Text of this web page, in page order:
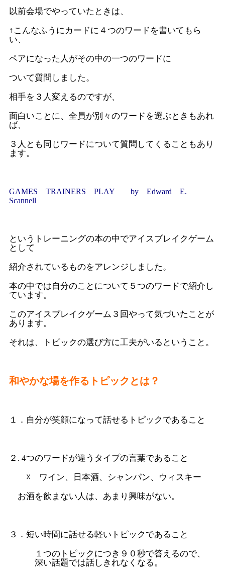
以前会場でやっていたときは、
↑こんなふうにカードに４つのワードを書いてもら
い、
ペアになった人がその中の一つのワードに
ついて質問しました。
相手を３人変えるのですが、
面白いことに、全員が別々のワードを選ぶときもあれ
ば、
３人とも同じワードについて質問してくることもあり
ます。
GAMES TRAINERS PLAY by Edward E.
Scannell
というトレーニングの本の中でアイスブレイクゲーム
として
紹介されているものをアレンジしました。
本の中では自分のことについて５つのワードで紹介し
ています。
このアイスブレイクゲーム３回やって気づいたことが
あります。
それは、トピックの選び方に工夫がいるということ。
和やかな場を作るトピックとは？
１．自分が笑顔になって話せるトピックであること
２. 4つのワードが違うタイプの言葉であること
☓ ワイン、日本酒、シャンパン、ウィスキー
お酒を飲まない人は、あまり興味がない。
３．短い時間に話せる軽いトピックであること
１つのトピックにつき９０秒で答えるので、
深い話題では話しきれなくなる。